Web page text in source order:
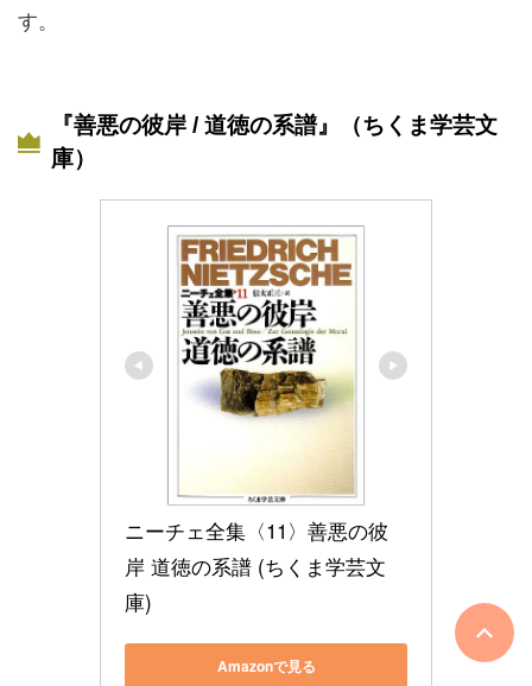
す。
『善悪の彼岸 / 道徳の系譜』（ちくま学芸文
庫）
ニーチェ全集〈11〉善悪の彼
岸 道徳の系譜 (ちくま学芸文
庫)
Amazonで見る